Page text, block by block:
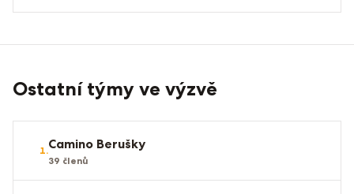
Ostatní týmy ve výzvě
1.Camino Berušky
39 členů